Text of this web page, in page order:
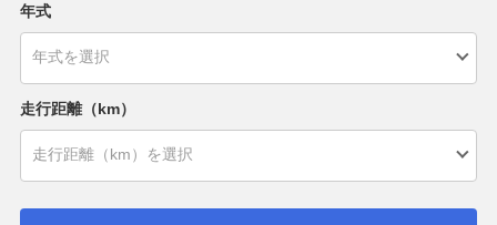
年式
走行距離（km）